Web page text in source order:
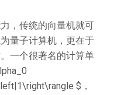
，传统的向量机就可
量子计算机，更在于
一个很著名的计算单
$，